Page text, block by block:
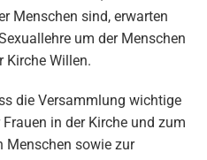
Menschen sind, erwarten
um der Menschen
Kirche Willen.
die Versammlung wichtige
in der Kirche und zum
Menschen sowie zur